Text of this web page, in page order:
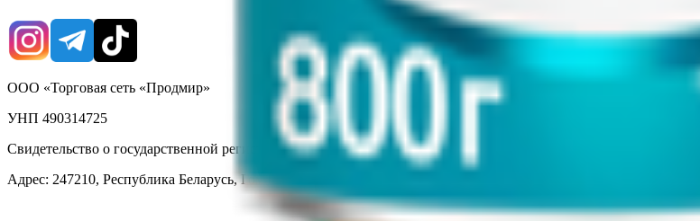
ООО «Торговая сеть «Продмир»
УНП 490314725
Свидетельство о государственной регистрации № 490314725 от 30.05.2003г выдано Гомельским облисполкомом
Адрес: 247210, Республика Беларусь, Гомельская обл., г. Жлобин, ул. Козлова 2-А